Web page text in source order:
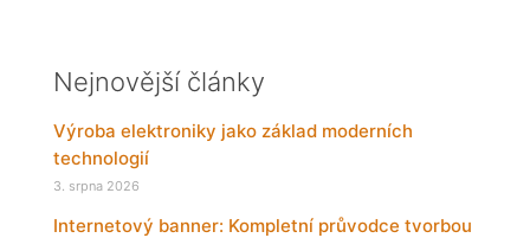
Nejnovější články
Výroba elektroniky jako základ moderních
technologií
3. srpna 2026
Internetový banner: Kompletní průvodce tvorbou